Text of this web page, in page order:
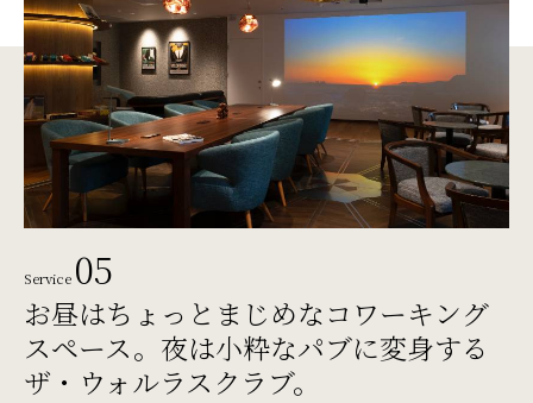
Service 05
お昼はちょっとまじめなコワーキング
スペース。 夜は小粋なパブに変身する
ザ・ウォルラスクラブ。